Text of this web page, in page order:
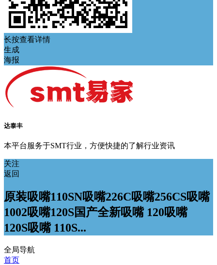
长按查看详情
生成
海报
达泰丰
本平台服务于SMT行业，方便快捷的了解行业资讯
关注
返回
原装吸嘴110SN吸嘴226C吸嘴256CS吸嘴
1002吸嘴120S国产全新吸嘴 120吸嘴
120S吸嘴 110S...
全局导航
首页